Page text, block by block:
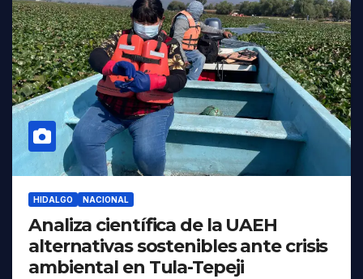
HIDALGO NACIONAL
Analiza científica de la UAEH
alternativas sostenibles ante crisis
ambiental en Tula-Tepeji